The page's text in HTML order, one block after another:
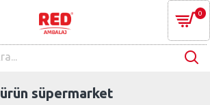
0
ürün süpermarket